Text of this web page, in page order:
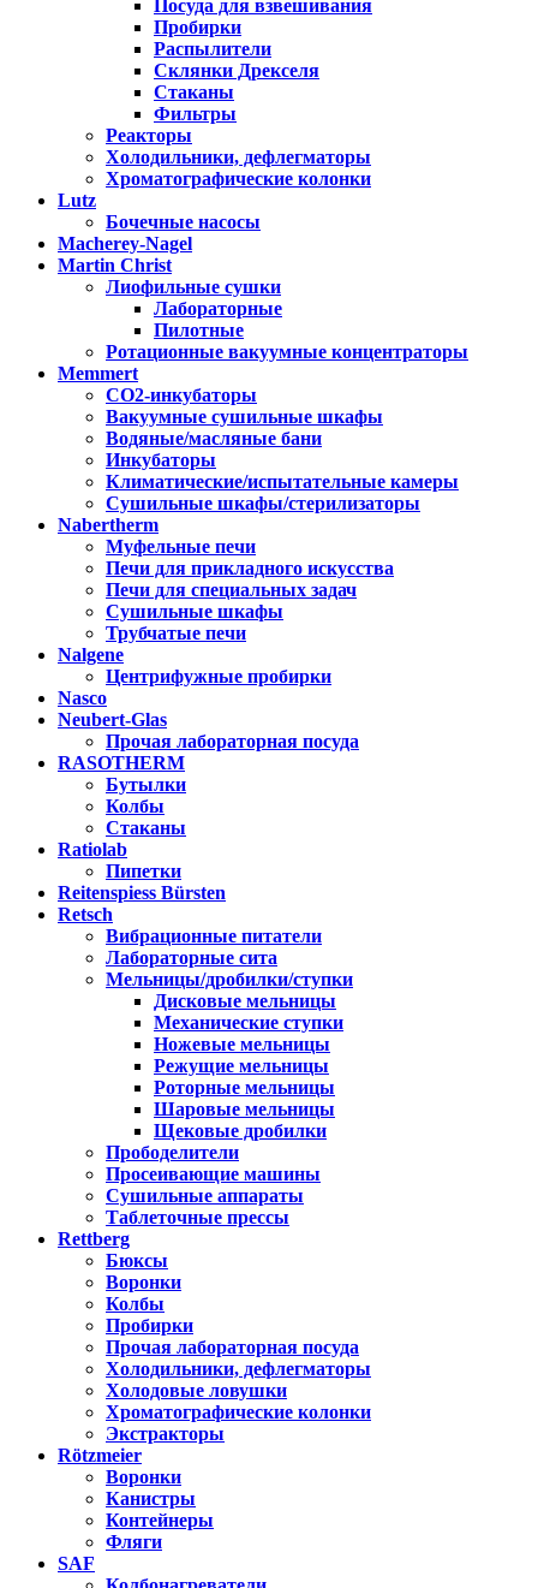
Посуда для взвешивания
Пробирки
Распылители
Склянки Дрекселя
Стаканы
Фильтры
Реакторы
Холодильники, дефлегматоры
Хроматографические колонки
Lutz
Бочечные насосы
Macherey-Nagel
Martin Christ
Лиофильные сушки
Лабораторные
Пилотные
Ротационные вакуумные концентраторы
Memmert
CO2-инкубаторы
Вакуумные сушильные шкафы
Водяные/масляные бани
Инкубаторы
Климатические/испытательные камеры
Сушильные шкафы/стерилизаторы
Nabertherm
Муфельные печи
Печи для прикладного искусства
Печи для специальных задач
Сушильные шкафы
Трубчатые печи
Nalgene
Центрифужные пробирки
Nasco
Neubert-Glas
Прочая лабораторная посуда
RASOTHERM
Бутылки
Колбы
Стаканы
Ratiolab
Пипетки
Reitenspiess Bürsten
Retsch
Вибрационные питатели
Лабораторные сита
Мельницы/дробилки/ступки
Дисковые мельницы
Механические ступки
Ножевые мельницы
Режущие мельницы
Роторные мельницы
Шаровые мельницы
Щековые дробилки
Прободелители
Просеивающие машины
Сушильные аппараты
Таблеточные прессы
Rettberg
Бюксы
Воронки
Колбы
Пробирки
Прочая лабораторная посуда
Холодильники, дефлегматоры
Холодовые ловушки
Хроматографические колонки
Экстракторы
Rötzmeier
Воронки
Канистры
Контейнеры
Фляги
SAF